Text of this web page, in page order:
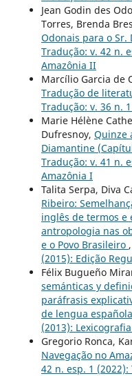
Jean Godin des
Torres, Brenda
Odonais para o Sr.
Tradução: v. 42 n.
Amazônia II
Marcílio Garcia de
Tradução de
Tradução: v. 36 n.
Marie Hélène
Dufresnoy, Quinze
Diamantine
Tradução: v. 41 n.
Amazônia I
Talita Serpa, Diva
Ribeiro:
inglês de termos e
antropologia nas
e o Povo Brasileiro ,
(2015): Edição
Félix Bugueño
semánticas y
paráfrasis
de lengua española
(2013):
Gregorio Ronca,
Navegação no
42 n. esp. 1